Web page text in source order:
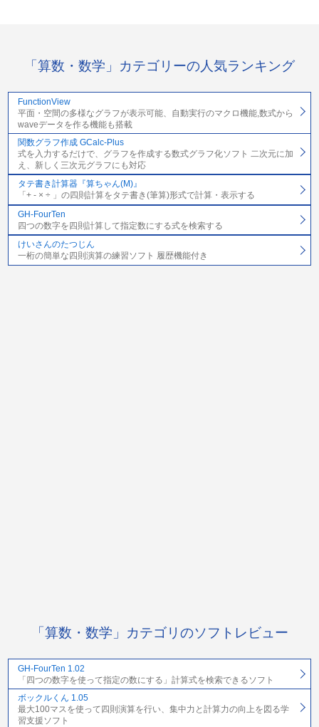
「算数・数学」カテゴリーの人気ランキング
FunctionView
平面・空間の多様なグラフが表示可能、自動実行のマクロ機能,数式から
waveデータを作る機能も搭載
関数グラフ作成 GCalc-Plus
式を入力するだけで、グラフを作成する数式グラフ化ソフト 二次元に加
え、新しく三次元グラフにも対応
タテ書き計算器『算ちゃん(M)』
「+ - × ÷ 」の四則計算をタテ書き(筆算)形式で計算・表示する
GH-FourTen
四つの数字を四則計算して指定数にする式を検索する
けいさんのたつじん
一桁の簡単な四則演算の練習ソフト 履歴機能付き
「算数・数学」カテゴリのソフトレビュー
GH-FourTen 1.02
「四つの数字を使って指定の数にする」計算式を検索できるソフト
ボックルくん 1.05
最大100マスを使って四則演算を行い、集中力と計算力の向上を図る学
習支援ソフト